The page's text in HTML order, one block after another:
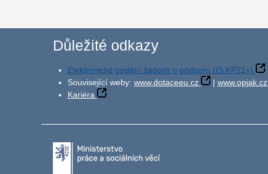
Důležité odkazy
Elektronické podání žádosti o podporu (IS KP21+)
Související weby: www.dotaceeu.cz | www.opjak.cz
Kariéra